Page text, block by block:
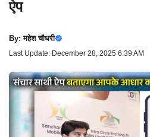
ऐप
By:महेश चौधरी
Last Update: December 28, 2025 6:39 AM